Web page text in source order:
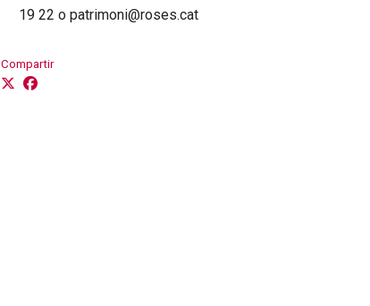
19 22 o patrimoni@roses.cat
Compartir